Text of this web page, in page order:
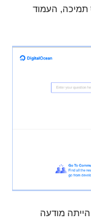
תמיכה, העמוד
מודעה